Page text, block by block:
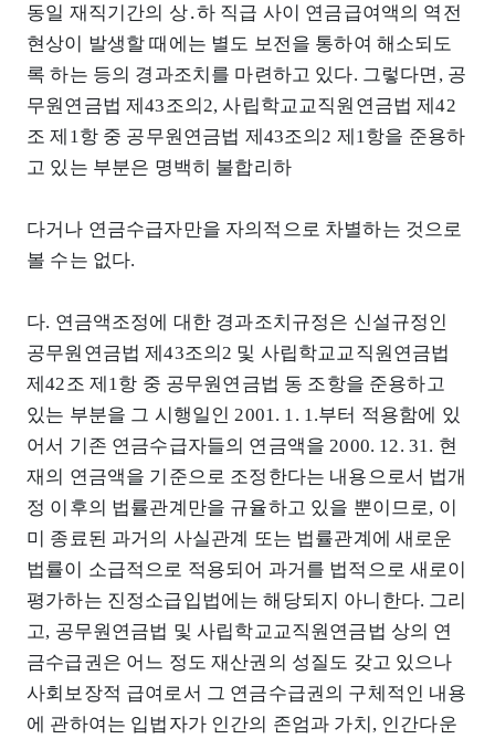
동일 재직기간의 상․하 직급 사이 연금급여액의 역전
현상이 발생할 때에는 별도 보전을 통하여 해소되도
록 하는 등의 경과조치를 마련하고 있다. 그렇다면, 공
무원연금법 제43조의2, 사립학교교직원연금법 제42
조 제1항 중 공무원연금법 제43조의2 제1항을 준용하
고 있는 부분은 명백히 불합리하
다거나 연금수급자만을 자의적으로 차별하는 것으로
볼 수는 없다.
다. 연금액조정에 대한 경과조치규정은 신설규정인
공무원연금법 제43조의2 및 사립학교교직원연금법
제42조 제1항 중 공무원연금법 동 조항을 준용하고
있는 부분을 그 시행일인 2001. 1. 1.부터 적용함에 있
어서 기존 연금수급자들의 연금액을 2000. 12. 31. 현
재의 연금액을 기준으로 조정한다는 내용으로서 법개
정 이후의 법률관계만을 규율하고 있을 뿐이므로, 이
미 종료된 과거의 사실관계 또는 법률관계에 새로운
법률이 소급적으로 적용되어 과거를 법적으로 새로이
평가하는 진정소급입법에는 해당되지 아니한다. 그리
고, 공무원연금법 및 사립학교교직원연금법 상의 연
금수급권은 어느 정도 재산권의 성질도 갖고 있으나
사회보장적 급여로서 그 연금수급권의 구체적인 내용
에 관하여는 입법자가 인간의 존엄과 가치, 인간다운